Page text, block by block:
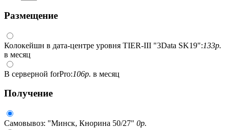
Размещение
Колокейшн в дата-центре уровня TIER-III "3Data SK19":133р.
в месяц
В серверной forPro:106р. в месяц
Получение
Самовывоз: "Минск, Кнорина 50/27" 0р.